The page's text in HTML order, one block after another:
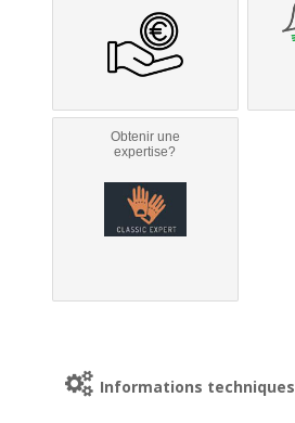
Obtenir une
expertise?
Informations techniques